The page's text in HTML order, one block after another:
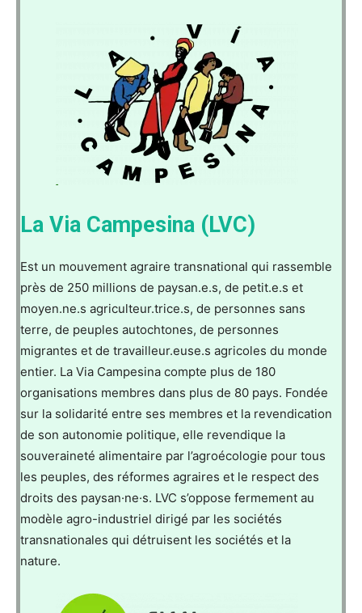
La Via Campesina (LVC)
Est un mouvement agraire transnational qui rassemble
près de 250 millions de paysan.e.s, de petit.e.s et
moyen.ne.s agriculteur.trice.s, de personnes sans
terre, de peuples autochtones, de personnes
migrantes et de travailleur.euse.s agricoles du monde
entier. La Via Campesina compte plus de 180
organisations membres dans plus de 80 pays. Fondée
sur la solidarité entre ses membres et la revendication
de son autonomie politique, elle revendique la
souveraineté alimentaire par l’agroécologie pour tous
les peuples, des réformes agraires et le respect des
droits des paysan·ne·s. LVC s’oppose fermement au
modèle agro-industriel dirigé par les sociétés
transnationales qui détruisent les sociétés et la
nature.